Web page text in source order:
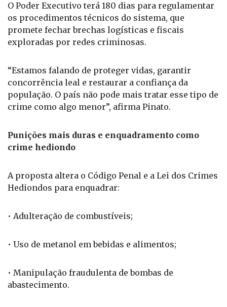
dos bens utilizados nos ilícitos.
O Poder Executivo terá 180 dias para regulamentar
os procedimentos técnicos do sistema, que
exploradas por redes criminosas.
“Estamos falando de proteger vidas, garantir
concorrência leal e restaurar a confiança da
crime como algo menor”, afirma Pinato.
crime hediondo
Hediondos para enquadrar:
• Adulteração de combustíveis;
• Uso de metanol em bebidas e alimentos;